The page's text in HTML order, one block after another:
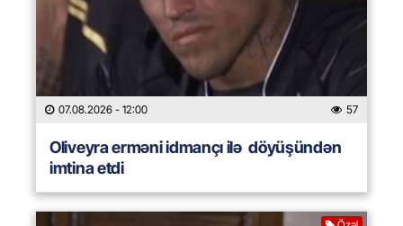
07.08.2026 - 12:00 57
Oliveyra erməni idmançı ilə döyüşündən
imtina etdi